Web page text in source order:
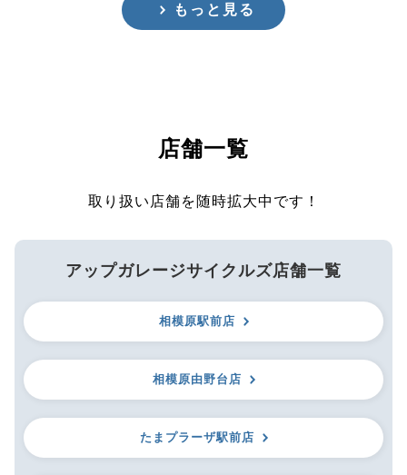
もっと見る
店舗一覧
取り扱い店舗を随時拡大中です！
アップガレージサイクルズ店舗一覧
相模原駅前店
相模原由野台店
たまプラーザ駅前店